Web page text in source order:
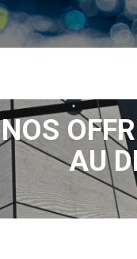
NOS
AU